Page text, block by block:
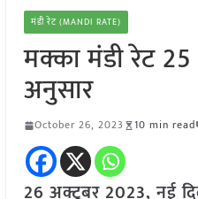
मंडी रेट (MANDI RATE)
मक्का मंडी रेट
अनुसार
October 26, 2023 10 min read